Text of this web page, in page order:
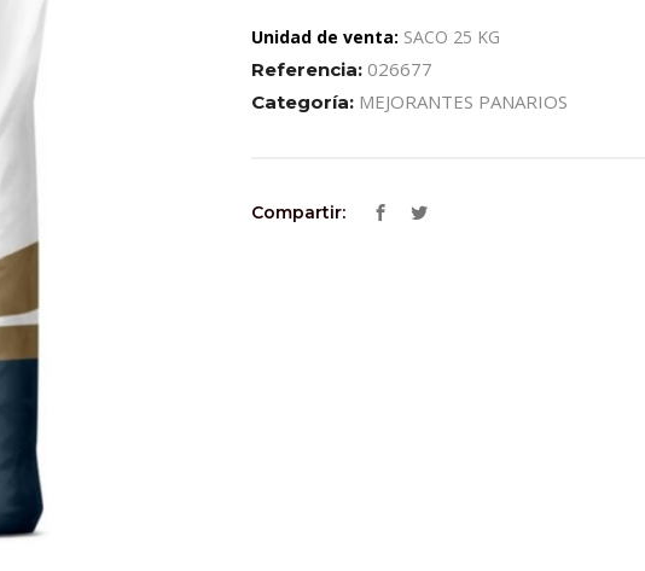
Unidad de venta: SACO 25 KG
Referencia: 026677
Categoría: MEJORANTES PANARIOS
Compartir: